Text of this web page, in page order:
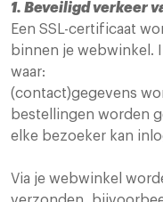
1. Beveiligd verkeer
Een SSL-certificaat
binnen je webwinkel.
waar:
(contact)gegevens
bestellingen worden
elke bezoeker kan
Via je webwinkel